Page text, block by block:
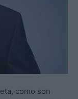
como son